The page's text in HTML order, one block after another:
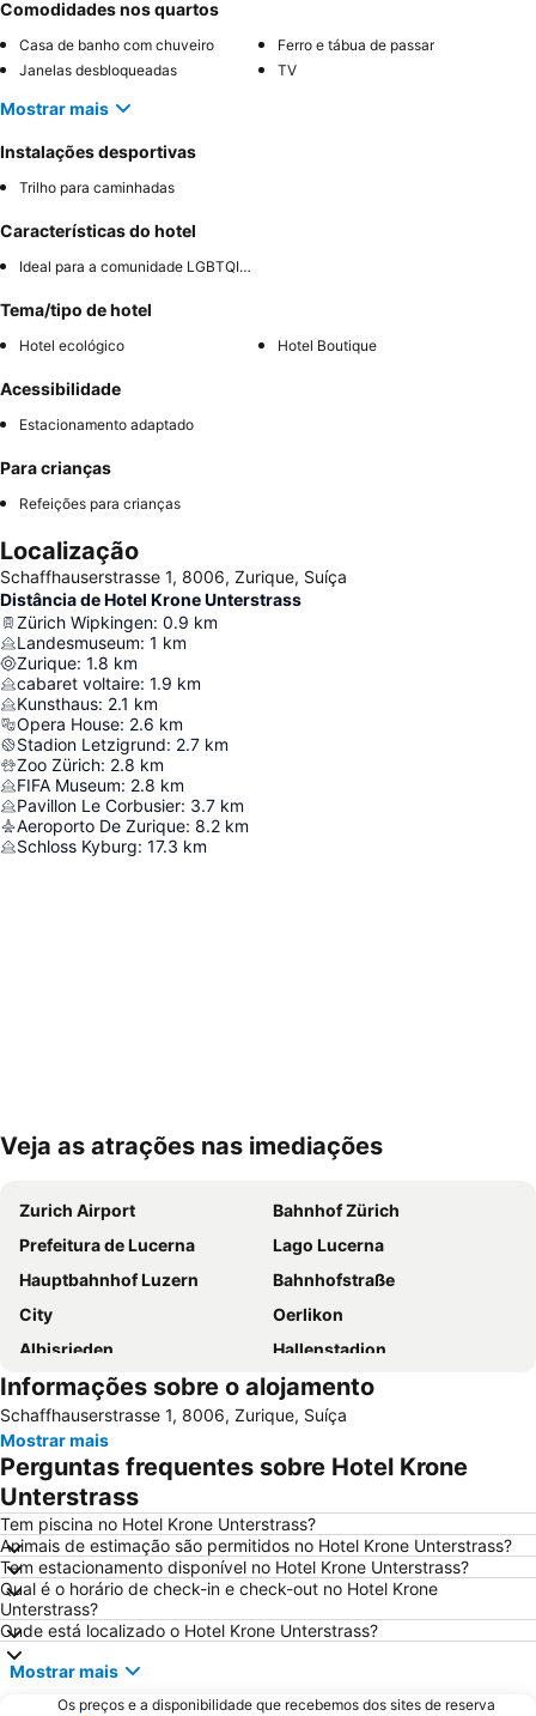
Comodidades nos quartos
Casa de banho com chuveiro
Ferro e tábua de passar
Janelas desbloqueadas
TV
Mostrar mais
Instalações desportivas
Trilho para caminhadas
Características do hotel
Ideal para a comunidade LGBTQIA+
Tema/tipo de hotel
Hotel ecológico Hotel Boutique
Acessibilidade
Estacionamento adaptado
Para crianças
Refeições para crianças
Localização
Schaffhauserstrasse 1, 8006, Zurique, Suíça
Distância de Hotel Krone Unterstrass
Zürich Wipkingen: 0.9 km
Landesmuseum: 1 km
Zurique: 1.8 km
cabaret voltaire: 1.9 km
Kunsthaus: 2.1 km
Opera House: 2.6 km
Stadion Letzigrund: 2.7 km
Zoo Zürich: 2.8 km
FIFA Museum: 2.8 km
Pavillon Le Corbusier: 3.7 km
Aeroporto De Zurique: 8.2 km
Schloss Kyburg: 17.3 km
Ampliar mapa
Veja as atrações nas imediações
Zurich Airport
Bahnhof Zürich
Prefeitura de Lucerna
Lago Lucerna
Hauptbahnhof Luzern
Bahnhofstraße
City
Oerlikon
Albisrieden
Hallenstadion
City Train
Enge
Zollikon Train Station
Luzerner Fasnacht
Unterstrass
Stadthaus
Lucerne Festival in Summer
Rathaus Zürich
Stadion Letzigrund
Höngg
Altstetten
Rheinfall
Niederdorf und Oberdorf
Opernhaus
Leimbach
Wipkingen
Street Parade
Seefeld
Informações sobre o alojamento
Schaffhauserstrasse 1, 8006, Zurique, Suíça
Mostrar mais
Perguntas frequentes sobre Hotel Krone
Unterstrass
Tem piscina no Hotel Krone Unterstrass?
Animais de estimação são permitidos no Hotel Krone Unterstrass?
Tem estacionamento disponível no Hotel Krone Unterstrass?
Qual é o horário de check-in e check-out no Hotel Krone
Unterstrass?
Onde está localizado o Hotel Krone Unterstrass?
Mostrar mais
Os preços e a disponibilidade que recebemos dos sites de reserva